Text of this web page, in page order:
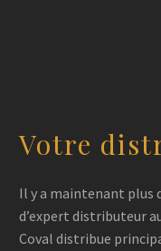
Votre
Il y a maintenant plus
d’expert distributeur
Coval distribue